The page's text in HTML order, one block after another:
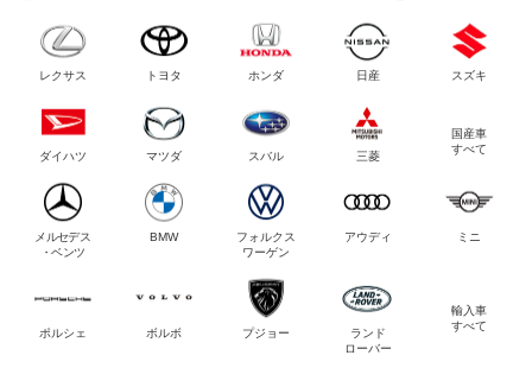
レクサス トヨタ ホンダ 日産 スズキ
ダイハツ マツダ スバル 三菱
国産車
すべて
メルセデス
・ベンツ
BMW
フォルクス
ワーゲン
アウディ ミニ
ポルシェ ボルボ プジョー
ランド
ローバー
輸入車
すべて